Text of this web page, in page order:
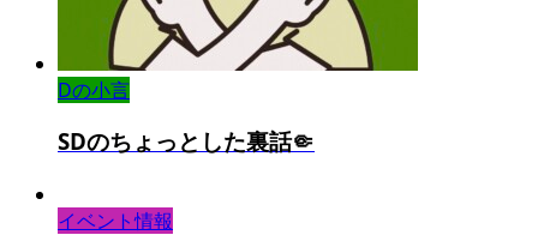
Dの小言
SDのちょっとした裏話🤏
イベント情報